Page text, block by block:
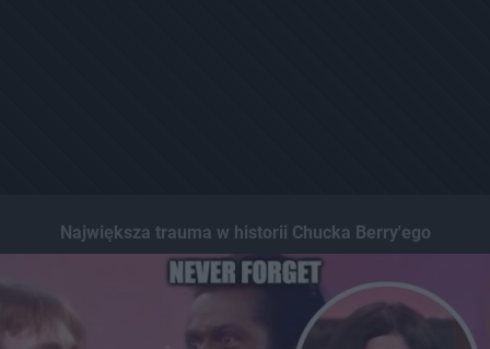
Największa trauma w historii Chucka Berry'ego